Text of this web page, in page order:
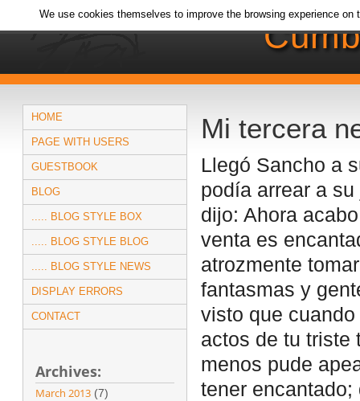
HOME
PAGE WITH USERS
GUESTBOOK
BLOG
..... BLOG STYLE BOX
..... BLOG STYLE BLOG
..... BLOG STYLE NEWS
DISPLAY ERRORS
CONTACT
Archives:
March 2013(7)
Mi tercera
Llegó Sancho a
podía arrear a
dijo: Ahora
venta es
atrozmente
fantasmas y
visto que
actos de tu triste
menos pude
tener encantado;
We use cookies themselves to improve the browsing experience